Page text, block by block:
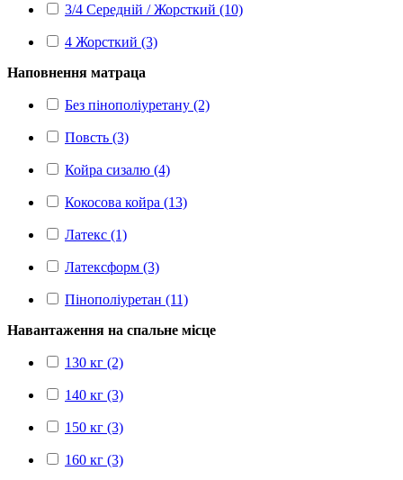
3/4 Середній / Жорсткий (10)
4 Жорсткий (3)
Наповнення матраца
Без пінополіуретану (2)
Повсть (3)
Койра сизалю (4)
Кокосова койра (13)
Латекс (1)
Латексформ (3)
Пінополіуретан (11)
Навантаження на спальне місце
130 кг (2)
140 кг (3)
150 кг (3)
160 кг (3)